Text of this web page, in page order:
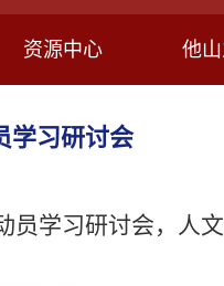
资源中心 他
学习研讨会
员学习研讨会，人